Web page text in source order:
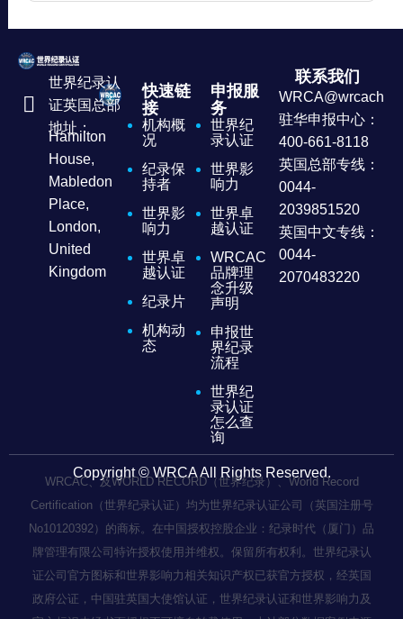
世界纪录认
证英国总部
地址：
Hamilton
House,
Mabledon
Place,
London,
United
Kingdom
快速链
接
机构概
况
纪录保
持者
世界影
响力
世界卓
越认证
纪录片
机构动
态
申报服
务
世界纪
录认证
世界影
响力
世界卓
越认证
WRCAC
品牌理
念升级
声明
申报世
界纪录
流程
世界纪
录认证
怎么查
询
联系我们
驻华申报中心：
400-661-8118
英国总部专线：
0044-
2039851520
英国中文专线：
0044-
2070483220
Copyright © WRCA All Rights Reserved.
WRCAC、及WORLD RECORD（世界纪录）、World Record
Certification（世界纪录认证）均为世界纪录认证公司（英国注册号
No10120392）的商标。在中国授权控股企业：纪录时代（厦门）品
牌管理有限公司特许授权使用并维权。保留所有权利。世界纪录认
证公司官方图标和世界影响力相关知识产权已获官方授权，经英国
政府公证，中国驻英国大使馆认证，世界纪录认证和世界影响力及